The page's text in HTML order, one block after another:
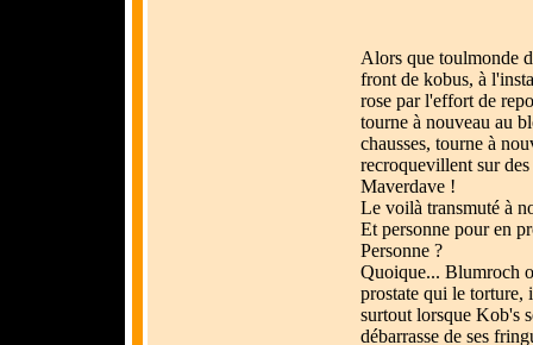
Alors que toulmonde
front de kobus, à
rose par l'effort de
tourne à nouveau au
chausses, tourne à
recroquevillent sur
Maverdave !
Le voilà transmuté à
Et personne pour en
Personne ?
Quoique... Blumroch
prostate qui le torture,
surtout lorsque Kob's
débarrasse de ses